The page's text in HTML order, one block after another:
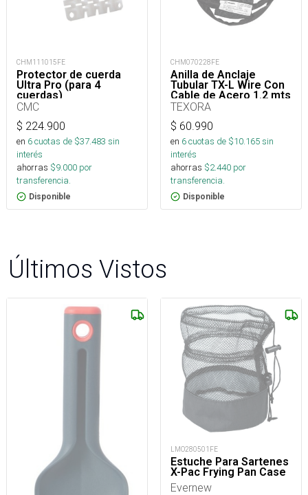
CHM111015FE
Protector de cuerda
Ultra Pro (para 4
cuerdas)
CMC
$ 224.900
en 6cuotas de $37.483 sin
interés
ahorras $9.000 por
transferencia.
Disponible
CHM070228FE
Anilla de Anclaje
Tubular TX-L Wire Con
Cable de Acero 1.2 mts
50kN
TEXORA
$ 60.990
en 6cuotas de $10.165sin
interés
ahorras $2.440 por
transferencia.
Disponible
Últimos Vistos
LMO280501FE
Estuche Para Sartenes
X-Pac Frying Pan Case
Evernew